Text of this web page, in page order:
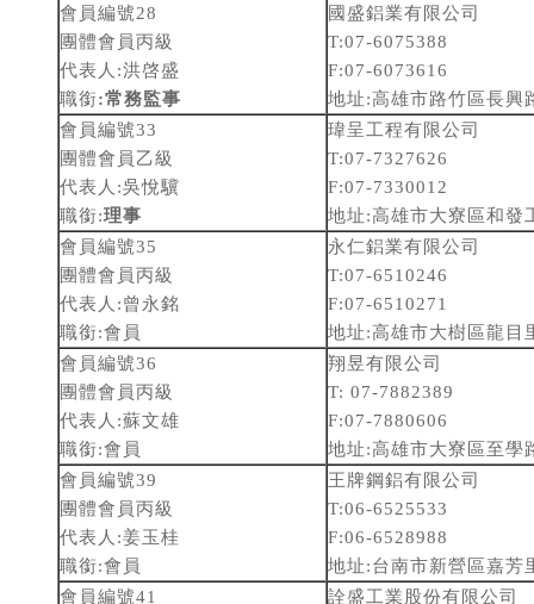
會員編號28
團體會員丙級
代表人:洪啓盛
職銜:常務監事
國盛鋁業有限公司
T:07-6075388
F:07-6073616
地址:高雄市路竹區長興
會員編號33
團體會員乙級
代表人:吳悅驥
職銜:理事
瑋呈工程有限公司
T:07-7327626
F:07-7330012
地址:高雄市大寮區和發
會員編號35
團體會員丙級
代表人:曾永銘
職銜:會員
永仁鋁業有限公司
T:07-6510246
F:07-6510271
地址:高雄市大樹區龍目
會員編號36
團體會員丙級
代表人:蘇文雄
職銜:會員
翔昱有限公司
T: 07-7882389
F:07-7880606
地址:高雄市大寮區至學
會員編號39
團體會員丙級
代表人:姜玉桂
職銜:會員
王牌鋼鋁有限公司
T:06-6525533
F:06-6528988
地址:台南市新營區嘉芳
會員編號41
詮盛工業股份有限公司